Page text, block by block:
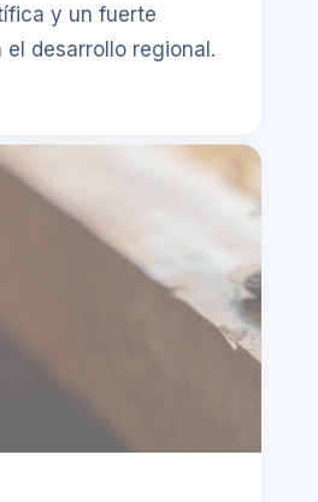
y un fuerte
desarrollo regional.